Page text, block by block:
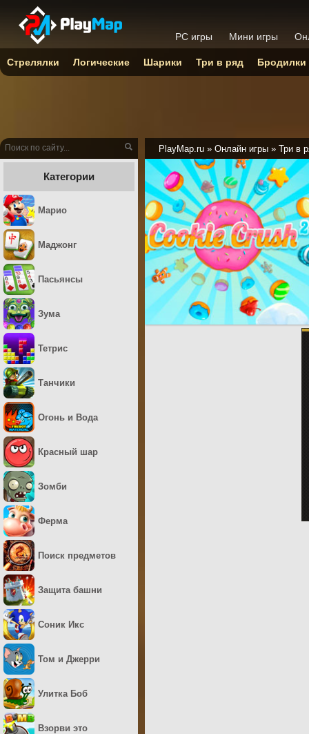
PlayMap.ru » Онлайн игры » Три в
Категории
Марио
Маджонг
Пасьянсы
Зума
Тетрис
Танчики
Огонь и Вода
Красный шар
Зомби
Ферма
Поиск предметов
Защита башни
Соник Икс
Том и Джерри
Улитка Боб
Взорви это
PC игры Мини игры
Стрелялки Логические Шарики Три в ряд Бродилки